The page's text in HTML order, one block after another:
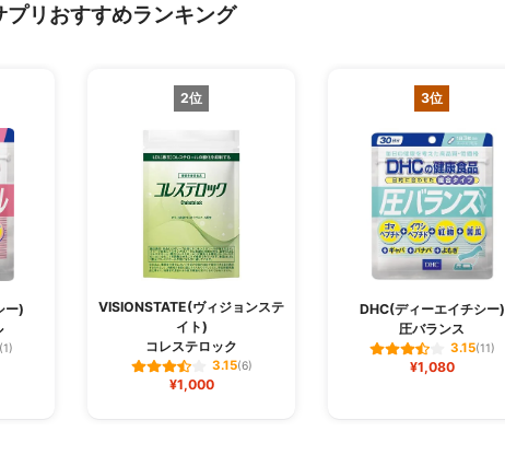
プリおすすめランキング
ー)
(1)
2位
VISIONSTATE(ヴィジョンステ
イト)
コレステロック
3.15(6)
¥1,000
3位
DHC(ディーエイチシー)
圧バランス
3.15(11)
¥1,080